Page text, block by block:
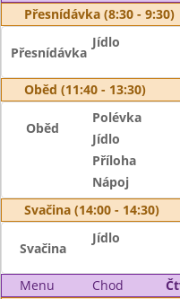
Přesnídávka (8:30 - 9:30)
Přesnídávka
Jídlo
Oběd (11:40 - 13:30)
Oběd
Polévka
Jídlo
Příloha
Nápoj
Svačina (14:00 - 14:30)
Svačina
Jídlo
Menu Chod